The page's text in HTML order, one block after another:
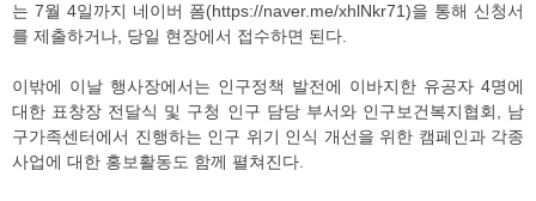
는 7월 4일까지 네이버 폼(https://naver.me/xhlNkr71)을 통해 신청서
를 제출하거나, 당일 현장에서 접수하면 된다.
이밖에 이날 행사장에서는 인구정책 발전에 이바지한 유공자 4명에
대한 표창장 전달식 및 구청 인구 담당 부서와 인구보건복지협회, 남
구가족센터에서 진행하는 인구 위기 인식 개선을 위한 캠페인과 각종
사업에 대한 홍보활동도 함께 펼쳐진다.